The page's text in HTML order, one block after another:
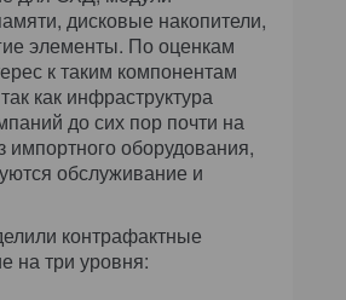
дисковые накопители,
элементы. По оценкам
к таким компонентам
как инфраструктура
до сих пор почти на
импортного оборудования,
обслуживание и
контрафактные
на три уровня: